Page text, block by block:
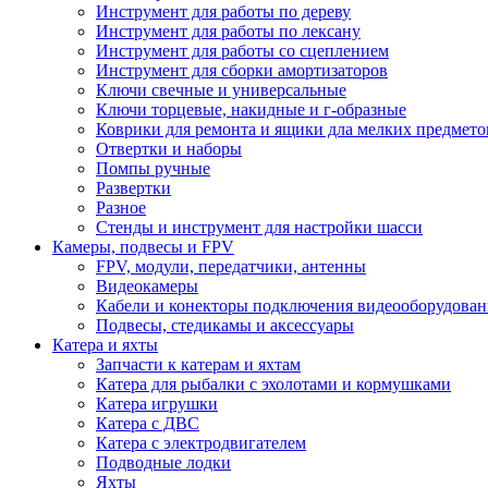
Инструмент для работы по дереву
Инструмент для работы по лексану
Инструмент для работы со сцеплением
Инструмент для сборки амортизаторов
Ключи свечные и универсальные
Ключи торцевые, накидные и г-образные
Коврики для ремонта и ящики дла мелких
Отвертки и наборы
Помпы ручные
Развертки
Разное
Стенды и инструмент для настройки шасси
Камеры, подвесы и FPV
FPV, модули, передатчики, антенны
Видеокамеры
Кабели и конекторы подключения
Подвесы, стедикамы и аксессуары
Катера и яхты
Запчасти к катерам и яхтам
Катера для рыбалки с эхолотами и кормушками
Катера игрушки
Катера с ДВС
Катера с электродвигателем
Подводные лодки
Яхты